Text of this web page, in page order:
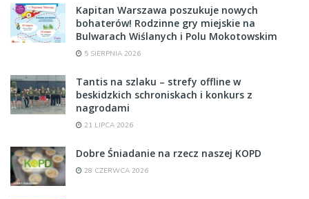
Kapitan Warszawa poszukuje nowych
bohaterów! Rodzinne gry miejskie na
Bulwarach Wiślanych i Polu Mokotowskim
5 SIERPNIA 2026
Tantis na szlaku – strefy offline w
beskidzkich schroniskach i konkurs z
nagrodami
21 LIPCA 2026
Dobre Śniadanie na rzecz naszej KOPD
28 CZERWCA 2026